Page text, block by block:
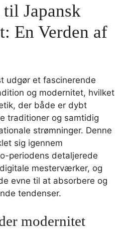
Japansk
En Verden af
udgør et fascinerende
og modernitet, hvilket
der både er dybt
traditioner og samtidig
strømninger. Denne
sig igennem
periodens detaljerede
mesterværker, og
evne til at absorbere og
tendenser.
modernitet